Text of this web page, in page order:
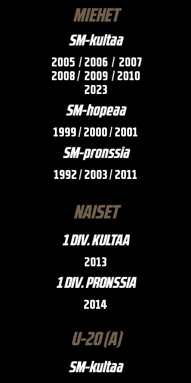
MIEHET
SM-kultaa
2005 / 2006 / 2007
2008 / 2009 / 2010
2023
SM-hopeaa
1999 / 2000 / 2001
SM-pronssia
1992 / 2003 / 2011
NAISET
1 DIV. KULTAA
2013
1 DIV. PRONSSIA
2014
U-20 (A)
SM-kultaa